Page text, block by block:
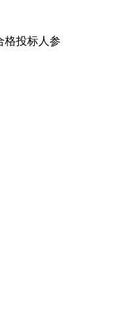
格投标人参